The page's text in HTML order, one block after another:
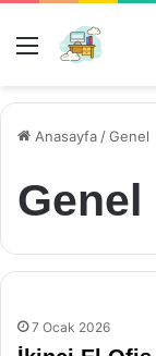
Menü
Anasayfa /Genel
Genel
7 Ocak 2026